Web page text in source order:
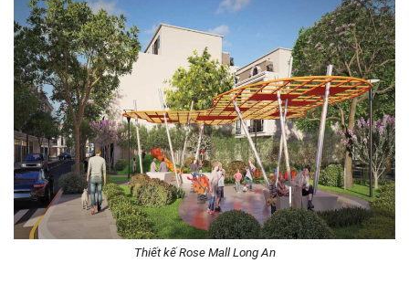
Thiết kế Rose Mall Long An